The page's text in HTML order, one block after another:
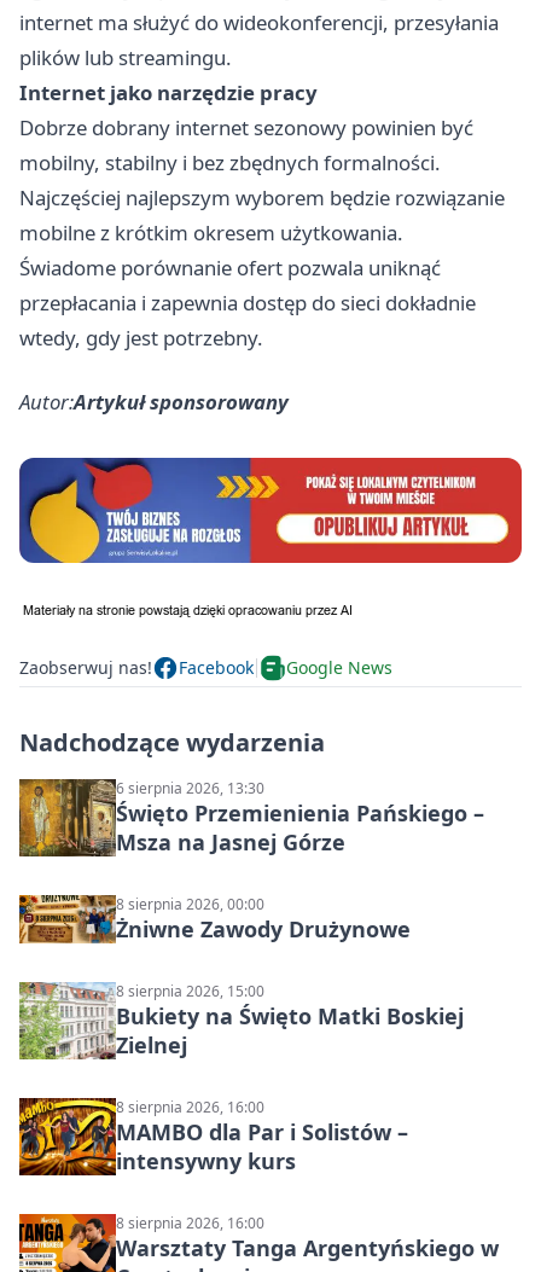
internet ma służyć do wideokonferencji, przesyłania
plików lub streamingu.
Internet jako narzędzie pracy
Dobrze dobrany internet sezonowy powinien być
mobilny, stabilny i bez zbędnych formalności.
Najczęściej najlepszym wyborem będzie rozwiązanie
mobilne z krótkim okresem użytkowania.
Świadome porównanie ofert pozwala uniknąć
przepłacania i zapewnia dostęp do sieci dokładnie
wtedy, gdy jest potrzebny.
Autor:Artykuł sponsorowany
Zaobserwuj nas! Facebook Google News
Nadchodzące wydarzenia
6 sierpnia 2026, 13:30
Święto Przemienienia Pańskiego –
Msza na Jasnej Górze
8 sierpnia 2026, 00:00
Żniwne Zawody Drużynowe
8 sierpnia 2026, 15:00
Bukiety na Święto Matki Boskiej
Zielnej
8 sierpnia 2026, 16:00
MAMBO dla Par i Solistów –
intensywny kurs
8 sierpnia 2026, 16:00
Warsztaty Tanga Argentyńskiego w